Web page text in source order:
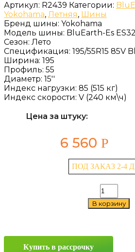
Артикул: R2439 Категории:
Yokohama, Летняя, Шины
Бренд шины: Yokohama
Модель шины: BluEarth-Es ES32
Сезон: Лето
Спецификация: 195/55R15 85V
Ширина: 195
Профиль: 55
Диаметр: 15''
Индекс нагрузки: 85 (515 кг)
Индекс скорости: V (240 км\ч)
Цена за штуку:
6 560 Р
ПОД ЗАКАЗ 2-4
Количество
товара
Yokohama
195/55
В корзину
Купить в рассрочку